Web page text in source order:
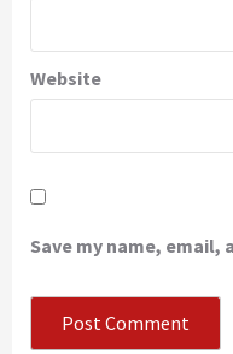
Website
Save my name,